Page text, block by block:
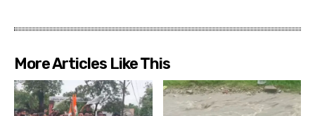
More Articles Like This